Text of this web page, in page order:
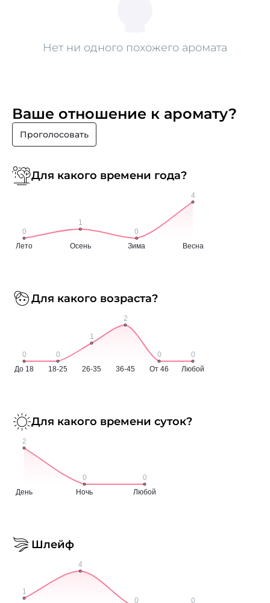
Нет ни одного похожего аромата
Ваше отношение к аромату?
Проголосовать
Для какого времени года?
Для какого возраста?
Для какого времени суток?
Шлейф